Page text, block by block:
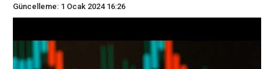
Güncelleme: 1 Ocak 2024 16:26